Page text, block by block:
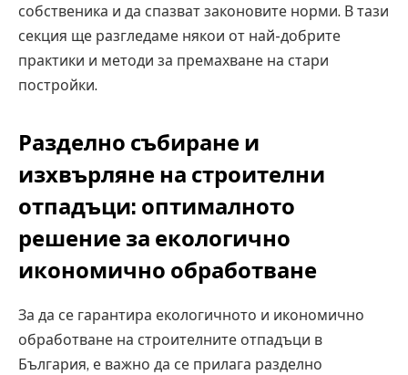
собственика и да спазват законовите норми. В тази
секция ще разгледаме някои от най-добрите
практики и методи за премахване на стари
постройки.
Разделно събиране и
изхвърляне на строителни
отпадъци: оптималното
решение за екологично
икономично обработване
За да се гарантира екологичното и икономично
обработване на строителните отпадъци в
България, е важно да се прилага разделно